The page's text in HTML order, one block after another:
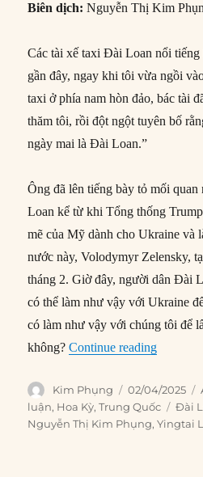
Biên dịch: Nguyễn Thị Kim
Các tài xế taxi Đài Loan nổi tiếng
gần đây, ngay khi tôi vừa ngồi
taxi ở phía nam hòn đảo, bác tài
thăm tôi, rồi đột ngột tuyên bố
ngày mai là Đài Loan.”
Ông đã lên tiếng bày tỏ mối
Loan kể từ khi Tổng thống
mẽ của Mỹ dành cho Ukraine và
nước này, Volodymyr Zelensky,
tháng 2. Giờ đây, người dân Đài
có thể làm như vậy với Ukraine
có làm như vậy với chúng tôi để
không?Continue reading“Thời
Author
Kim Phụng
Posted
on
02/04/2025
luận, Hoa Kỳ,Trung Quốc Tags
Đài
Nguyễn Thị Kim Phụng,Yingtai